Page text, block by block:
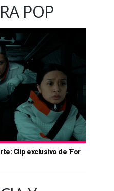
POP
Clip exclusivo de 'For